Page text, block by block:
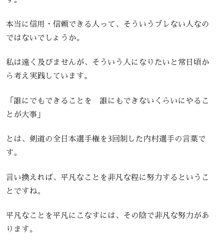
本当に信用・信頼できる人って、そういうブレない人なの
ではないでしょうか。
私は遠く及びませんが、そういう人になりたいと常日頃か
ら考え実践しています。
「誰にでもできることを 誰にもできないくらいにやるこ
とが大事」
とは、剣道の全日本選手権を3回制した内村選手の言葉で
す。
言い換えれば、平凡なことを非凡な程に努力するというこ
とですね。
平凡なことを平凡にこなすには、その陰で非凡な努力があ
ります。